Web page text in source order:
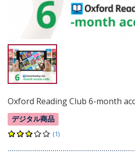
Oxford Reading Club 6-month
デジタル商品
(1)